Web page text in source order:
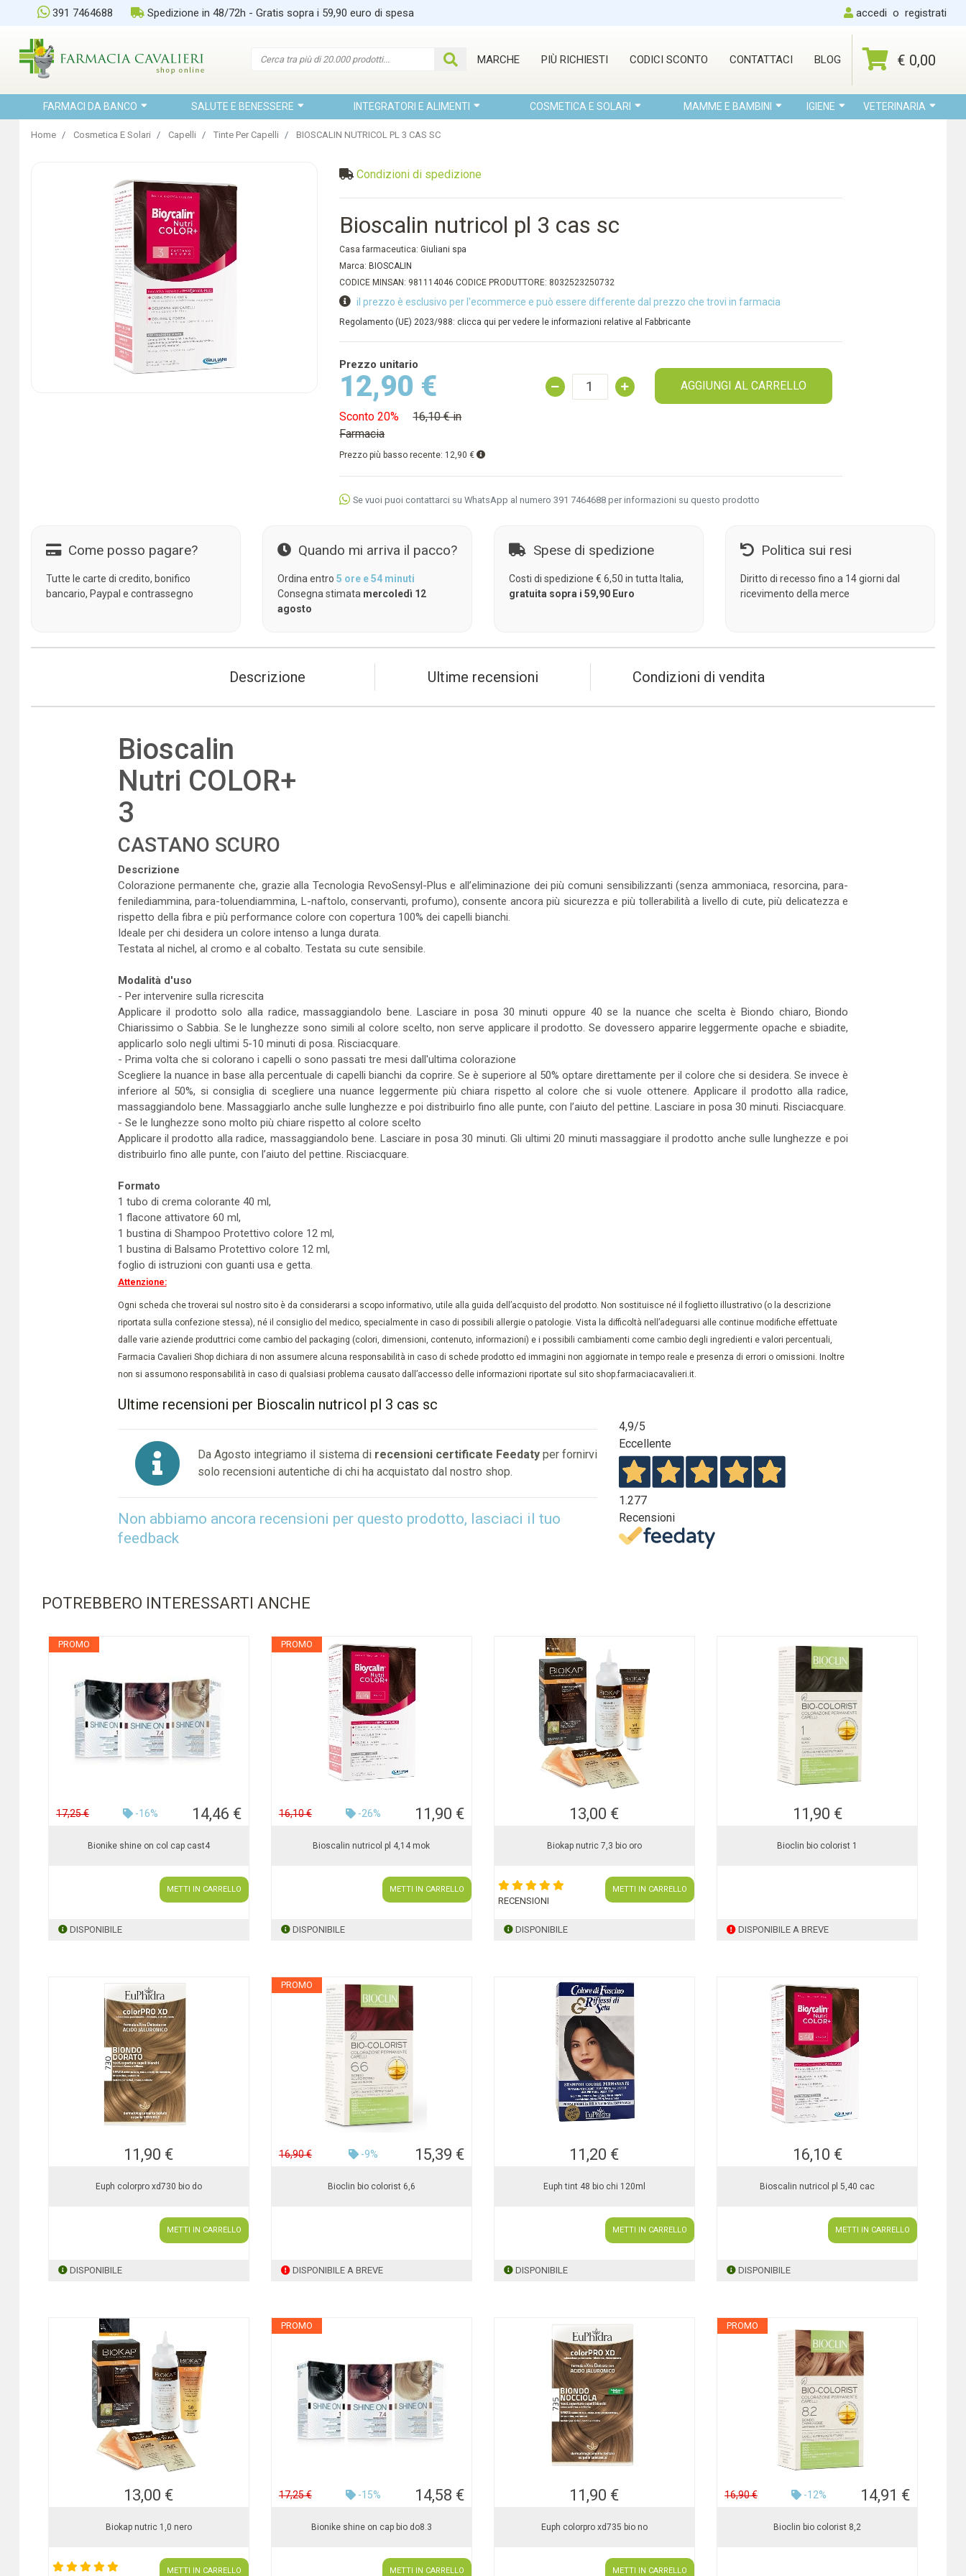
391 7464688 Spedizione in 48/72h - Gratis sopra i 59,90 euro di spesa accedi o registrati
MARCHE PIÙ RICHIESTI CODICI SCONTO CONTATTACI BLOG € 0,00
FARMACI DA BANCO SALUTE E BENESSERE INTEGRATORI E ALIMENTI COSMETICA E SOLARI MAMME E BAMBINI IGIENE VETERINARIA
Home Cosmetica E Solari Capelli Tinte Per Capelli BIOSCALIN NUTRICOL PL 3 CAS SC
Condizioni di spedizione
Bioscalin nutricol pl 3 cas sc
Casa farmaceutica:Giuliani spa
Marca: BIOSCALIN
CODICE MINSAN: 981114046 CODICE PRODUTTORE: 8032523250732
il prezzo è esclusivo per l'ecommerce e può essere differente dal prezzo che trovi in farmacia
Regolamento (UE) 2023/988: clicca qui per vedere le informazioni relative al Fabbricante
Prezzo unitario
12,90 €
Sconto 20%
16,10 € in
Farmacia
Prezzo più basso recente: 12,90 €
AGGIUNGI AL CARRELLO
Se vuoi puoi contattarci su WhatsApp al numero 391 7464688 per informazioni su questo prodotto
Come posso pagare?
Tutte le carte di credito, bonifico
bancario, Paypal e contrassegno
Quando mi arriva il pacco?
Ordina entro 5 ore e 54 minuti
Consegna stimata mercoledì 12
agosto
Spese di spedizione
Costi di spedizione € 6,50 in tutta Italia,
gratuita sopra i 59,90 Euro
Politica sui resi
Diritto di recesso fino a 14 giorni dal
ricevimento della merce
Descrizione Ultime recensioni Condizioni di vendita
Bioscalin
Nutri COLOR+
3
CASTANO SCURO
Descrizione
Colorazione permanente che, grazie alla Tecnologia RevoSensyl-Plus e all’eliminazione dei più comuni sensibilizzanti (senza ammoniaca, resorcina, para-
fenilediammina, para-toluendiammina, L-naftolo, conservanti, profumo), consente ancora più sicurezza e più tollerabilità a livello di cute, più delicatezza e
rispetto della fibra e più performance colore con copertura 100% dei capelli bianchi.
Ideale per chi desidera un colore intenso a lunga durata.
Testata al nichel, al cromo e al cobalto. Testata su cute sensibile.
Modalità d'uso
- Per intervenire sulla ricrescita
Applicare il prodotto solo alla radice, massaggiandolo bene. Lasciare in posa 30 minuti oppure 40 se la nuance che scelta è Biondo chiaro, Biondo
Chiarissimo o Sabbia. Se le lunghezze sono simili al colore scelto, non serve applicare il prodotto. Se dovessero apparire leggermente opache e sbiadite,
applicarlo solo negli ultimi 5-10 minuti di posa. Risciacquare.
- Prima volta che si colorano i capelli o sono passati tre mesi dall'ultima colorazione
Scegliere la nuance in base alla percentuale di capelli bianchi da coprire. Se è superiore al 50% optare direttamente per il colore che si desidera. Se invece è
inferiore al 50%, si consiglia di scegliere una nuance leggermente più chiara rispetto al colore che si vuole ottenere. Applicare il prodotto alla radice,
massaggiandolo bene. Massaggiarlo anche sulle lunghezze e poi distribuirlo fino alle punte, con l’aiuto del pettine. Lasciare in posa 30 minuti. Risciacquare.
- Se le lunghezze sono molto più chiare rispetto al colore scelto
Applicare il prodotto alla radice, massaggiandolo bene. Lasciare in posa 30 minuti. Gli ultimi 20 minuti massaggiare il prodotto anche sulle lunghezze e poi
distribuirlo fino alle punte, con l’aiuto del pettine. Risciacquare.
Formato
1 tubo di crema colorante 40 ml,
1 flacone attivatore 60 ml,
1 bustina di Shampoo Protettivo colore 12 ml,
1 bustina di Balsamo Protettivo colore 12 ml,
foglio di istruzioni con guanti usa e getta.
Attenzione:
Ogni scheda che troverai sul nostro sito è da considerarsi a scopo informativo, utile alla guida dell’acquisto del prodotto. Non sostituisce né il foglietto illustrativo (o la descrizione
riportata sulla confezione stessa), né il consiglio del medico, specialmente in caso di possibili allergie o patologie. Vista la difficoltà nell’adeguarsi alle continue modifiche effettuate
dalle varie aziende produttrici come cambio del packaging (colori, dimensioni, contenuto, informazioni) e i possibili cambiamenti come cambio degli ingredienti e valori percentuali,
Farmacia Cavalieri Shop dichiara di non assumere alcuna responsabilità in caso di schede prodotto ed immagini non aggiornate in tempo reale e presenza di errori o omissioni. Inoltre
non si assumono responsabilità in caso di qualsiasi problema causato dall’accesso delle informazioni riportate sul sito shop.farmaciacavalieri.it.
Ultime recensioni per Bioscalin nutricol pl 3 cas sc
Da Agosto integriamo il sistema di recensioni certificate Feedatyper fornirvi
solo recensioni autentiche di chi ha acquistato dal nostro shop.
Non abbiamo ancora recensioni per questo prodotto, lasciaci il tuo
feedback
4,9/5
Eccellente
1.277
Recensioni
POTREBBERO INTERESSARTI ANCHE
PROMO
17,25 € -16% 14,46 €
Bionike shine on col cap cast4
METTI IN CARRELLO
DISPONIBILE
PROMO
16,10 € -26% 11,90 €
Bioscalin nutricol pl 4,14 mok
METTI IN CARRELLO
DISPONIBILE
13,00 €
Biokap nutric 7,3 bio oro
RECENSIONI
METTI IN CARRELLO
DISPONIBILE
11,90 €
Bioclin bio colorist 1
DISPONIBILE A BREVE
11,90 €
Euph colorpro xd730 bio do
METTI IN CARRELLO
DISPONIBILE
PROMO
16,90 € -9% 15,39 €
Bioclin bio colorist 6,6
DISPONIBILE A BREVE
11,20 €
Euph tint 48 bio chi 120ml
METTI IN CARRELLO
DISPONIBILE
16,10 €
Bioscalin nutricol pl 5,40 cac
METTI IN CARRELLO
DISPONIBILE
13,00 €
Biokap nutric 1,0 nero
METTI IN CARRELLO
PROMO
17,25 € -15% 14,58 €
Bionike shine on cap bio do8.3
METTI IN CARRELLO
11,90 €
Euph colorpro xd735 bio no
METTI IN CARRELLO
PROMO
16,90 € -12% 14,91 €
Bioclin bio colorist 8,2